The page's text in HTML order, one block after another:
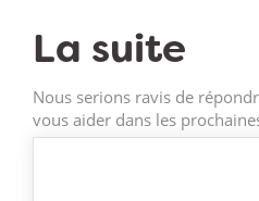
La suite
Nous serions ravis de
vous aider dans les